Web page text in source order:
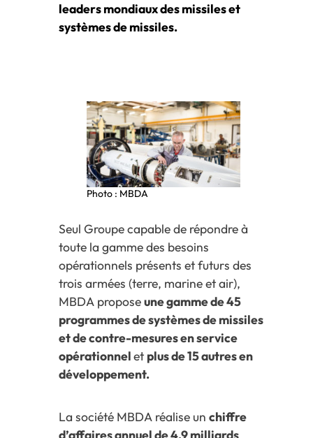
leaders mondiaux des missiles et
systèmes de missiles.
Photo : MBDA
Seul Groupe capable de répondre à
toute la gamme des besoins
opérationnels présents et futurs des
trois armées (terre, marine et air),
MBDA proposeune gamme de 45
programmes de systèmes de missiles
et de contre-mesures en service
opérationnelet plus de 15 autres en
développement.
La société MBDA réalise un chiffre